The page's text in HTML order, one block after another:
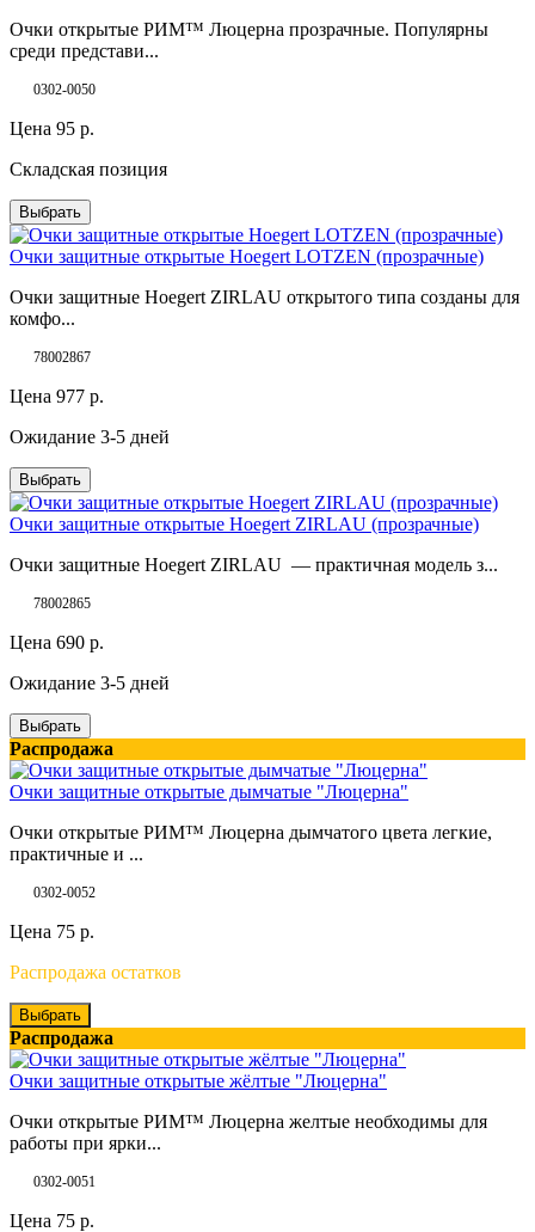
Очки открытые РИМ™ Люцерна прозрачные. Популярны
среди представи...
0302-0050
Цена 95 р.
Складская позиция
Выбрать
Очки защитные открытые Hoegert LOTZEN (прозрачные)
Очки защитные Hoegert ZIRLAU открытого типа созданы для
комфо...
78002867
Цена 977 р.
Ожидание 3-5 дней
Выбрать
Очки защитные открытые Hoegert ZIRLAU (прозрачные)
Очки защитные Hoegert ZIRLAU — практичная модель з...
78002865
Цена 690 р.
Ожидание 3-5 дней
Выбрать
Распродажа
Очки защитные открытые дымчатые "Люцерна"
Очки открытые РИМ™ Люцерна дымчатого цвета легкие,
практичные и ...
0302-0052
Цена 75 р.
Распродажа остатков
Выбрать
Распродажа
Очки защитные открытые жёлтые "Люцерна"
Очки открытые РИМ™ Люцерна желтые необходимы для
работы при ярки...
0302-0051
Цена 75 р.